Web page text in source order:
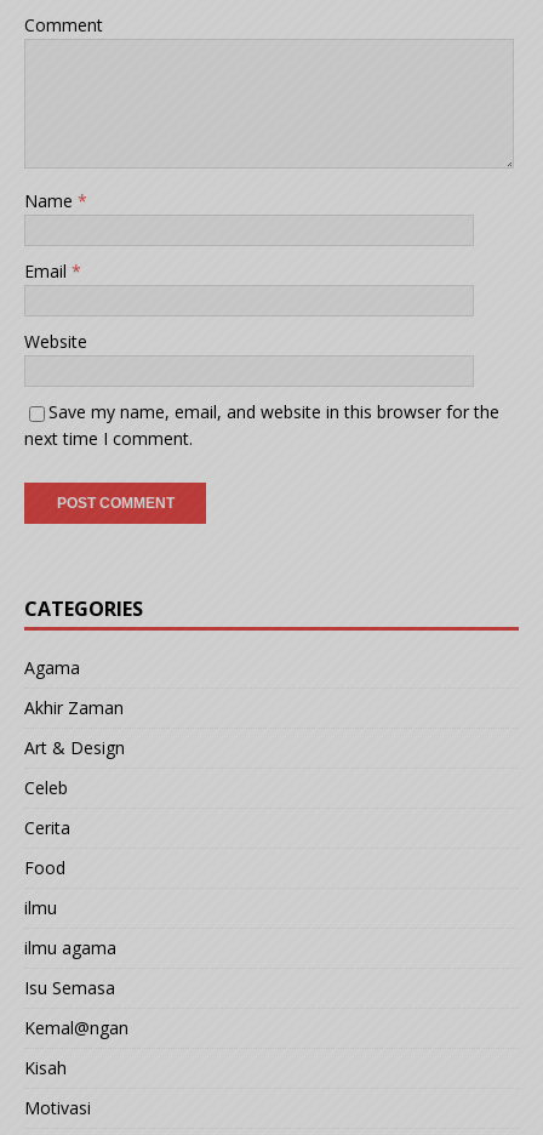
Comment
Name *
Email *
Website
Save my name, email, and website in this browser for the
next time I comment.
CATEGORIES
Agama
Akhir Zaman
Art & Design
Celeb
Cerita
Food
ilmu
ilmu agama
Isu Semasa
Kemal@ngan
Kisah
Motivasi